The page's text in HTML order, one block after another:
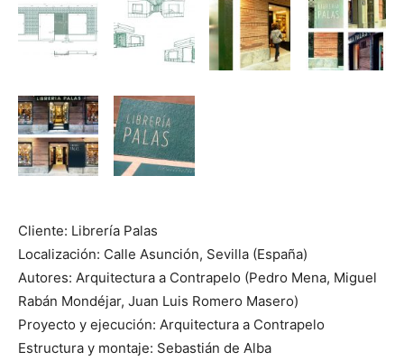
Cliente: Librería Palas
Localización: Calle Asunción, Sevilla (España)
Autores: Arquitectura a Contrapelo (Pedro Mena, Miguel
Rabán Mondéjar, Juan Luis Romero Masero)
Proyecto y ejecución: Arquitectura a Contrapelo
Estructura y montaje: Sebastián de Alba